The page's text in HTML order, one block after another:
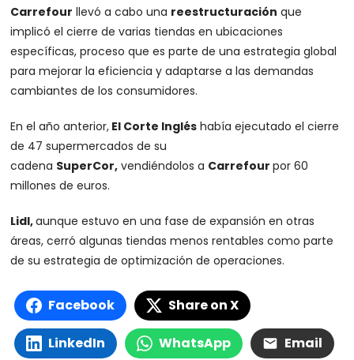
Carrefour llevó a cabo una reestructuración que
implicó el cierre de varias tiendas en ubicaciones
específicas, proceso que es parte de una estrategia global
para mejorar la eficiencia y adaptarse a las demandas
cambiantes de los consumidores.
En el año anterior, El Corte Inglés había ejecutado el cierre
de 47 supermercados de su
cadena SuperCor, vendiéndolos a Carrefourpor 60
millones de euros.
Lidl,aunque estuvo en una fase de expansión en otras
áreas, cerró algunas tiendas menos rentables como parte
de su estrategia de optimización de operaciones.
Facebook Share on X
LinkedIn WhatsApp Email